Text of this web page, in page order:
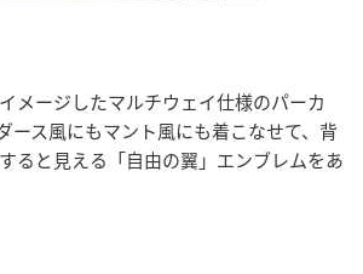
メージしたマルチウェイ仕様のパーカ
ース風にもマント風にも着こなせて、背
ると見える「自由の翼」エンブレムをあ